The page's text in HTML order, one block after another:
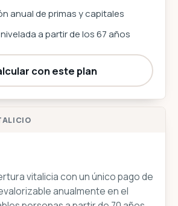
anual de primas y capitales
a partir de los 67 años
con este plan
vitalicia con un único pago de
anualmente en el